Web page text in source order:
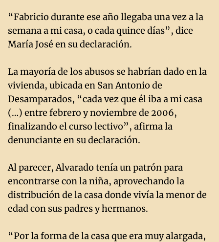
“Fabricio durante ese año llegaba una vez a la
semana a mi casa, o cada quince días”, dice
María José en su declaración.
La mayoría de los abusos se habrían dado en la
vivienda, ubicada en San Antonio de
Desamparados, “cada vez que él iba a mi casa
(…) entre febrero y noviembre de 2006,
finalizando el curso lectivo”, afirma la
denunciante en su declaración.
Al parecer, Alvarado tenía un patrón para
encontrarse con la niña, aprovechando la
distribución de la casa donde vivía la menor de
edad con sus padres y hermanos.
“Por la forma de la casa que era muy alargada,